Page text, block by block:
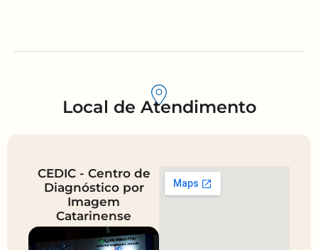
Local de Atendimento
CEDIC - Centro de
Diagnóstico por
Imagem
Catarinense